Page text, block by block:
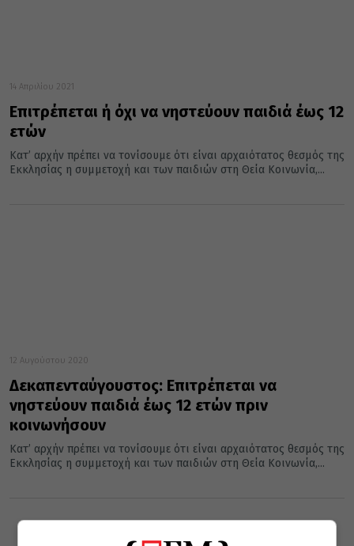
14 Απριλίου 2021
Επιτρέπεται ή όχι να νηστεύουν παιδιά έως 12
ετών
Κατ’ αρχήν πρέπει να τονίσουμε ότι είναι αρχαιότατος θεσμός της
Εκκλησίας η συμμετοχή και των παιδιών στη Θεία Κοινωνία,...
12 Αυγούστου 2020
Δεκαπενταύγουστος: Επιτρέπεται να
νηστεύουν παιδιά έως 12 ετών πριν
κοινωνήσουν
Κατ’ αρχήν πρέπει να τονίσουμε ότι είναι αρχαιότατος θεσμός της
Εκκλησίας η συμμετοχή και των παιδιών στη Θεία Κοινωνία,...